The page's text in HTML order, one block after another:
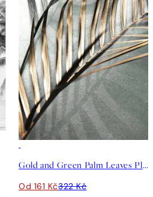
Gold and Green Palm Leaves Plakát
Od 161 Kč322 Kč